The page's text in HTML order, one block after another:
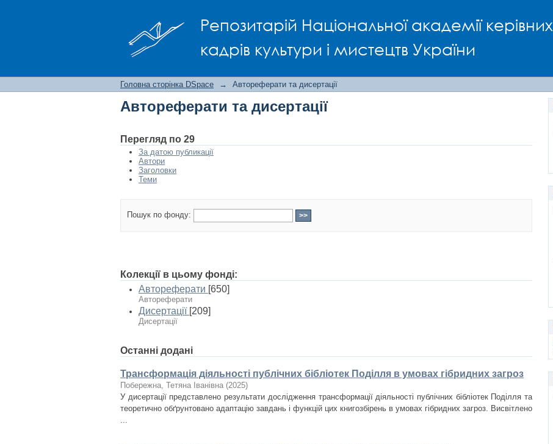
Репозитарій Національної академії керівних
кадрів культури і мистецтв України
Головна сторінка DSpace → Автореферати та дисертації
Автореферати та дисертації
Перегляд по 29
За датою публикації
Автори
Заголовки
Теми
Пошук по фонду:
Колекції в цьому фонді:
Автореферати [650]
Автореферати
Дисертації [209]
Дисертації
Останні додані
Трансформація діяльності публічних бібліотек Поділля в умовах гібридних загроз
Побережна, Тетяна Іванівна (2025)
У дисертації представлено результати дослідження трансформації діяльності публічних бібліотек Поділля та
теоретично обґрунтовано адаптацію завдань і функцій цих книгозбірень в умовах гібридних загроз. Висвітлено
...